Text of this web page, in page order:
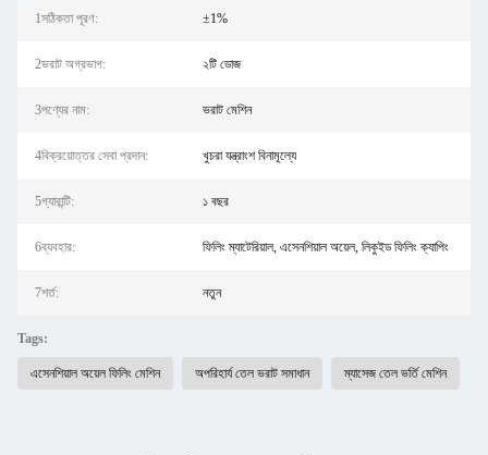
1সঠিকতা পূরণ: ±1%
2ভরাট অগ্রভাগ: ২টি ডোজ
3পণ্যের নাম: ভরাট মেশিন
4বিক্রয়োত্তর সেবা প্রদান: খুচরা যন্ত্রাংশ বিনামূল্যে
5গ্যারান্টি: ১ বছর
6ব্যবহার: ফিলিং ম্যাটেরিয়াল, এসেনশিয়াল অয়েল, লিকুইড ফিলিং ক্যাপিং
7শর্ত: নতুন
Tags:
এসেনশিয়াল অয়েল ফিলিং মেশিন অপরিহার্য তেল ভরাট সমাধান ম্যাসেজ তেল ভর্তি মেশিন